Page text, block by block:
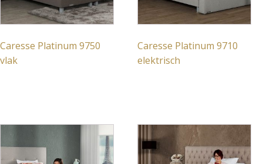
Caresse Platinum 9750
vlak
Caresse Platinum 9710
elektrisch